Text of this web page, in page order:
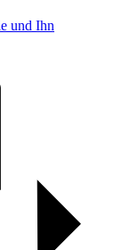
und Ihn